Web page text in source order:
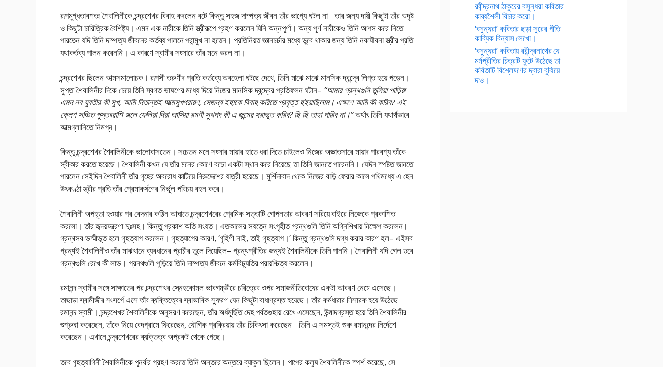
রূপমুগ্ধতাবশতঃ শৈবালিনীকে চন্দ্রশেখর বিবাহ করলেন বটে কিন্তু সহজ দাম্পত্য জীবন তাঁর ভাগ্যে ঘটল না। তার জন্য দায়ী কিছুটা তাঁর অদৃষ্ট
ও কিছুটা চারিত্রিক বৈশিষ্ট্য। এমন এক নারীকে তিনি স্ত্রীরূপে গ্রহণ করলেন যিনি অন্নপূর্ণা। অন্য পূর্ণ নারীকেও তিনি আপস করে নিতে
পারতেন যদি তিনি দাম্পত্য জীবনের কর্তব্য পালনে পরান্মুখ না হতেন। প্রতিনিয়ত জ্ঞানচর্চার মধ্যে ডুবে থাকার জন্য তিনি নবযৌবনা স্ত্রীর প্রতি
যথাকর্তব্য পালন করেননি। এ কারণে স্বামীর সংসারে তাঁর মনে ভরল না।
চন্দ্রশেখর ছিলেন আত্মসমালোচক। রূপসী তরুণীর প্রতি কর্তব্যে অবহেলা ঘটছে দেখে, তিনি মাঝে মাঝে মানসিক দ্বন্দ্বে লিপ্ত হয়ে পড়েন।
সুপ্তা শৈবালিনীর দিকে চেয়ে তিনি স্বগত ভাষণের মধ্যে দিয়ে নিজের মানসিক দ্বন্দ্বের প্রতিফলন ঘটান– “আমার গ্রন্থগুলি তুলিয়া পাড়িয়া
এমন নব যুবতীর কী সুখ, আমি নিতান্তই আত্মসুখপরায়ণ, সেজন্য ইহাকে বিবাহ করিতে প্রবৃত্ত হইয়াছিলাম। এক্ষণে আমি কী করিব? এই
ক্লেশ সঞ্চিত পুস্তররাশি জলে ফেলিয়া দিয়া আসিয়া রমণী সুখপদ কী এ জন্মের সরাভূত করিব? ছি ছি তাহা পারিব না।”অর্থাৎ তিনি যথার্থভাবে
আত্মগ্লানিতে নিমগ্ন।
কিন্তু চন্দ্রশেখর শৈবালিনীকে ভালোবাসতেন। সচেতন মনে সংসার মায়ার হাতে ধরা দিতে চাইলেও নিজের অজ্ঞাতসারে মায়ার পারবশ্য তাঁকে
স্বীকার করতে হয়েছে। শৈবালিনী কখন যে তাঁর মনের কোণে বড়ো একটা স্থান করে নিয়েছে তা তিনি জানতে পারেননি। যেদিন স্পষ্টত জানতে
পারলেন সেইদিন শৈবালিনী তাঁর গৃহের অবরোধ কাটিয়ে নিরুদ্দেশের যাত্রী হয়েছে। মুর্শিদাবাদ থেকে নিজের বাড়ি ফেরার কালে পথিমধ্যে এ হেন
উৎকণ্ঠা স্ত্রীর প্রতি তাঁর প্রেমাকর্ষণের নির্ভূল পরিচয় বহন করে।
শৈবালিনী অপহূতা হওয়ার পর বেদনার কঠিন আঘাতে চন্দ্রশেখরের প্রেমিক সত্তাটি গোপনতার আবরণ সরিয়ে বাইরে নিজেকে প্রকাশিত
করলো। তাঁর হৃদয়যন্ত্রণা দুঃসহ। কিন্তু প্রকাশ অতি সংযত। এতকালের সযত্নে সংগৃহীত গ্রন্থগুলি তিনি অগ্নিশিখায় নিক্ষেপ করলেন।
গ্রন্থসব ভস্মীভূত হলে গৃহত্যাগ করলেন। গৃহত্যাগের কারণ, ‘গৃহিণী নাই, তাই গৃহত্যাগ।’ কিন্তু গ্রন্থগুলি দগ্ধ করার কারণ হল– এইসব
গ্রন্থই শৈবালিনীও তাঁর মাঝখানে ব্যবধানের প্রাচীর তুলে দিয়েছিল– গ্রন্থপ্রীতির জন্যই শৈবালিনীকে তিনি পাননি। শৈবালিনী যদি গেল তবে
গ্রন্থগুলি রেখে কী লাভ। গ্রন্থগুলি পুড়িয়ে তিনি দাম্পত্য জীবনে কর্মবিচ্যুতির প্রায়শ্চিত্য করলেন।
রমানন্দ স্বামীর সঙ্গে সাক্ষাতের পর চন্দ্রশেখর স্নেহকোমল ভাবগম্ভীরে চরিত্রের ওপর সমাজনীতিবোধের একটা আবরণ নেমে এসেছে।
তাছাড়া স্বামীজীর সংসর্গে এসে তাঁর ব্যক্তিত্বের স্বাভাবিক স্ফুরণ যেন কিছুটা বাধাগ্রস্ত হয়েছে। তাঁর কর্মধারার নিসারক হয়ে উঠেছে
রমানন্দ স্বামী। চন্দ্রশেখর শৈবালিনীকে অনুসরণ করেছেন, তাঁর অর্ধমূর্ছিত দেহ পর্বতগুহায় রেখে এসেছেন, উন্মাদগ্রস্ত হয়ে তিনি শৈবালিনীর
শুশ্রুষা করেছেন, তাঁকে নিয়ে বেদগ্রামে ফিরেছেন, যৌগিক প্রক্রিয়ায় তাঁর চিকিৎসা করেছেন। তিনি এ সমস্তই গুরু রমানন্দের নির্দেশে
করেছেন। এখানে চন্দ্রশেখরের ব্যক্তিত্ব অপ্রকট থেকে গেছে।
তবে গৃহত্যাগিনী শৈবালিনীকে পূনর্বার গ্রহণ করতে তিনি অন্তরে অন্তরে ব্যাকুল ছিলেন। পাপের কলুষ শৈবালিনীকে স্পর্শ করেছে, সে
রবীন্দ্রনাথ ঠাকুরের বসুন্ধরা কবিতার
কাব্যশৈলী বিচার করো।
‘বসুন্ধরা’ কবিতার ছড়া সুরের গীতি
কাব্যিক বিন্যাস লেখো।
‘বসুন্ধরা’ কবিতায় রবীন্দ্রনাথের যে
মর্মপ্রীতির চিত্রটি ফুটে উঠেছে তা
কবিতাটি বিশ্লেষণের দ্বারা বুঝিয়ে
দাও।